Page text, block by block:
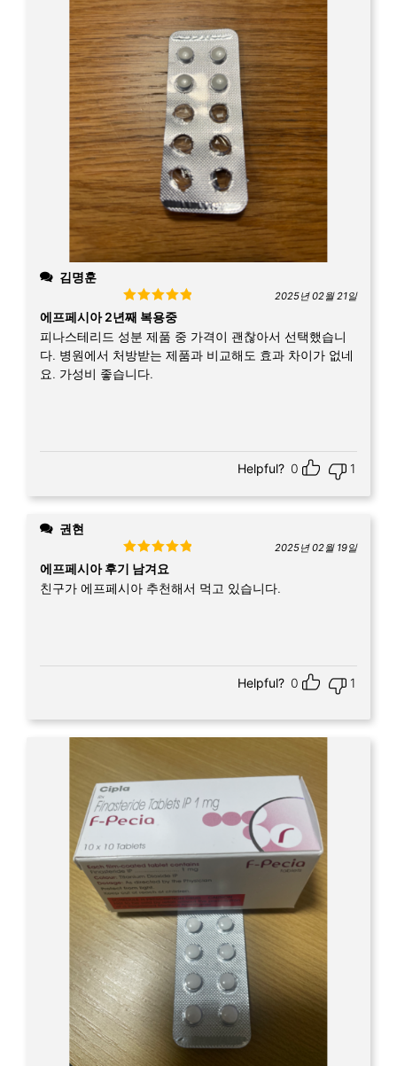
김명훈
Rated5out
of 5
2025년 02월 21일
에프페시아 2년째 복용중
피나스테리드 성분 제품 중 가격이 괜찮아서 선택했습니
다. 병원에서 처방받는 제품과 비교해도 효과 차이가 없네
요. 가성비 좋습니다.
Helpful? 0 1
권현
Rated5out
of 5
2025년 02월 19일
에프페시아 후기 남겨요
친구가 에프페시아 추천해서 먹고 있습니다.
Helpful? 0 1